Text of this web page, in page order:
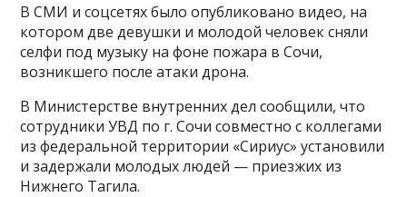
В СМИ и соцсетях было опубликовано видео, на
котором две девушки и молодой человек сняли
селфи под музыку на фоне пожара в Сочи,
возникшего после атаки дрона.
В Министерстве внутренних дел сообщили, что
сотрудники УВД по г. Сочи совместно с коллегами
из федеральной территории «Сириус» установили
и задержали молодых людей — приезжих из
Нижнего Тагила.